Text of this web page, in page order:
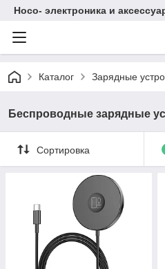
Hoco- электроника и
Каталог Зарядные
Беспроводные зарядные
Сортировка